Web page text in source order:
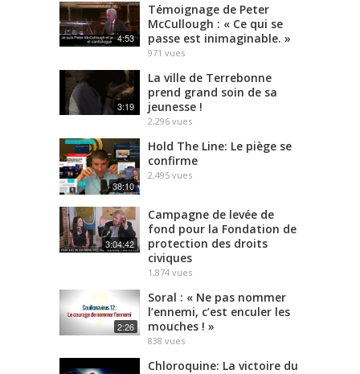
4:53
Témoignage de Peter
McCullough : « Ce qui se
passe est inimaginable. »
971 vues
3:19
La ville de Terrebonne
prend grand soin de sa
jeunesse !
2,296 vues
38:10
Hold The Line: Le piège se
confirme
2,495 vues
3:04:42
Campagne de levée de
fond pour la Fondation de
protection des droits
civiques
1,874 vues
2:26
Soral : « Ne pas nommer
l’ennemi, c’est enculer les
mouches ! »
838 vues
Chloroquine: La victoire du